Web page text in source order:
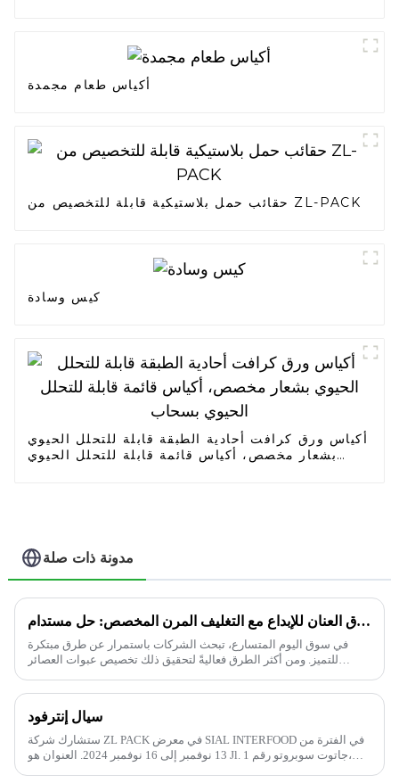
أكياس طعام مجمدة
حقائب حمل بلاستيكية قابلة للتخصيص من ZL-PACK
كيس وسادة
أكياس ورق كرافت أحادية الطبقة قابلة للتحلل الحيوي
بشعار مخصص، أكياس قائمة قابلة للتحلل الحيوي
مدونة ذات صلة
إطلاق العنان للإبداع مع التغليف المرن المخصص: حل مستدام
في سوق اليوم المتسارع، تبحث الشركات باستمرار عن طرق مبتكرة
للتميز. ومن أكثر الطرق فعاليةً لتحقيق ذلك تخصيص عبوات العصائر
سيال إنترفود
ستشارك شركة ZL PACK في معرض SIAL INTERFOOD في الفترة من
13 نوفمبر إلى 16 نوفمبر 2024. العنوان هو Jl. جاتوت سوبروتو رقم 1،